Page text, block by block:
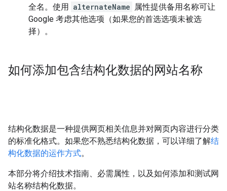
全名。使用 alternateName 属性提供备用名称可让
Google 考虑其他选项（如果您的首选选项未被选
择）。
如何添加包含结构化数据的网站名称
结构化数据是一种提供网页相关信息并对网页内容进行分类
的标准化格式。如果您不熟悉结构化数据，可以详细了解结
构化数据的运作方式。
本部分将介绍技术指南、必需属性，以及如何添加和测试网
站名称结构化数据。